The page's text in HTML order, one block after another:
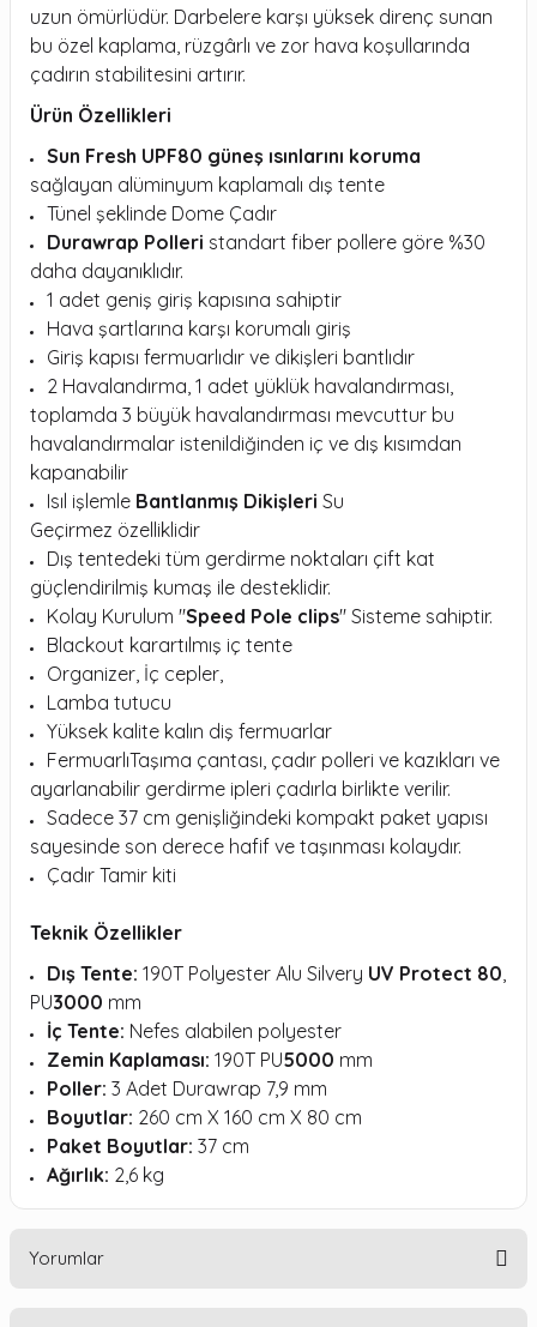
uzun ömürlüdür. Darbelere karşı yüksek direnç sunan
bu özel kaplama, rüzgârlı ve zor hava koşullarında
çadırın stabilitesini artırır.
Ürün Özellikleri
Sun Fresh UPF80 güneş ısınlarını koruma
sağlayan alüminyum kaplamalı dış tente
Tünel şeklinde Dome Çadır
Durawrap Polleri standart fiber pollere göre %30
daha dayanıklıdır.
1 adet geniş giriş kapısına sahiptir
Hava şartlarına karşı korumalı giriş
Giriş kapısı fermuarlıdır ve dikişleri bantlıdır
2 Havalandırma, 1 adet yüklük havalandırması,
toplamda 3 büyük havalandırması mevcuttur bu
havalandırmalar istenildiğinden iç ve dış kısımdan
kapanabilir
Isıl işlemle Bantlanmış Dikişleri Su
Geçirmez özelliklidir
Dış tentedeki tüm gerdirme noktaları çift kat
güçlendirilmiş kumaş ile desteklidir.
Kolay Kurulum ''Speed Pole clips'' Sisteme sahiptir.
Blackout karartılmış iç tente
Organizer, İç cepler,
Lamba tutucu
Yüksek kalite kalın diş fermuarlar
FermuarlıTaşıma çantası, çadır polleri ve kazıkları ve
ayarlanabilir gerdirme ipleri çadırla birlikte verilir.
Sadece 37 cm genişliğindeki kompakt paket yapısı
sayesinde son derece hafif ve taşınması kolaydır.
Çadır Tamir kiti
Teknik Özellikler
Dış Tente: 190T Polyester Alu Silvery UV Protect 80,
PU3000 mm
İç Tente: Nefes alabilen polyester
Zemin Kaplaması: 190T PU5000 mm
Poller: 3 Adet Durawrap 7,9 mm
Boyutlar: 260 cm X 160 cm X 80 cm
Paket Boyutlar: 37 cm
Ağırlık: 2,6 kg
Yorumlar